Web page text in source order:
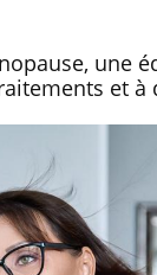
une
et à